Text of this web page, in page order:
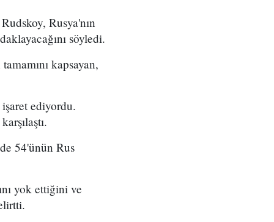
Rusya'nın
söyledi.
kapsayan,
ediyordu.
54'ünün Rus
yok ettiğini ve